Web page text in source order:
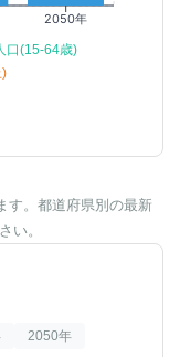
2050年
口(15-64歳)
)
す。都道府県別の最新
い。
2050年